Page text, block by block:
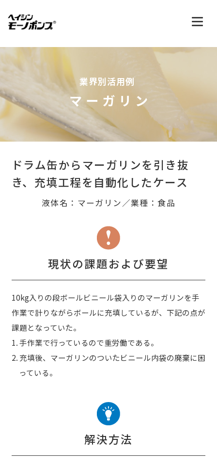
業界別活用例
マーガリン
ドラム缶からマーガリンを引き抜
き、 充填工程を自動化したケース
液体名：マーガリン／業種：食品
現状の課題および要望
10kg入りの段ボールビニール袋入りのマーガリンを手
作業で計りながらボールに充填しているが、下記の点が
課題となっていた。
1. 手作業で行っているので重労働である。
2. 充填後、マーガリンのついたビニール内袋の廃棄に困
っている。
解決方法